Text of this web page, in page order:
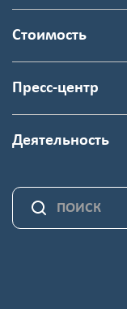
Стоимость
Пресс-центр
Деятельность